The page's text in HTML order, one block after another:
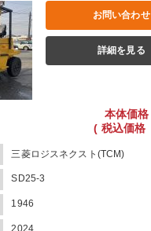
お問い合わせ
詳細を見る
本体価格
( 税込価格
三菱ロジスネクスト(TCM)
SD25-3
1946
2024